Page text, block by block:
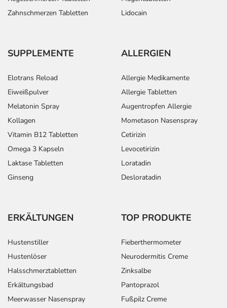
Zahnschmerzen Tabletten
Lidocain
SUPPLEMENTE
Elotrans Reload
Eiweißpulver
Melatonin Spray
Kollagen
Vitamin B12 Tabletten
Omega 3 Kapseln
Laktase Tabletten
Ginseng
ALLERGIEN
Allergie Medikamente
Allergie Tabletten
Augentropfen Allergie
Mometason Nasenspray
Cetirizin
Levocetirizin
Loratadin
Desloratadin
ERKÄLTUNGEN
Hustenstiller
Hustenlöser
Halsschmerztabletten
Erkältungsbad
Meerwasser Nasenspray
TOP PRODUKTE
Fieberthermometer
Neurodermitis Creme
Zinksalbe
Pantoprazol
Fußpilz Creme